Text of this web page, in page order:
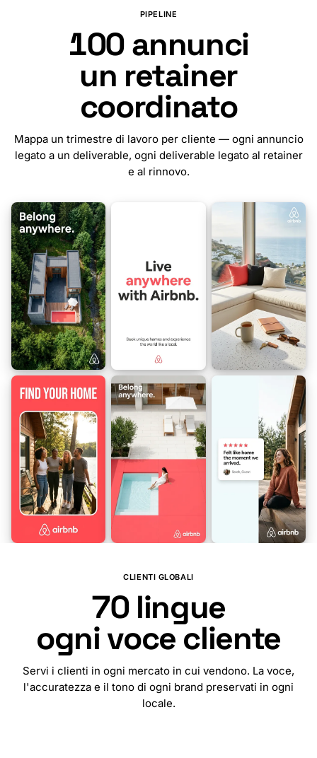
PIPELINE
100annunci
un retainer
coordinato
Mappa un trimestre di lavoro per cliente — ogni annuncio
legato a un deliverable, ogni deliverable legato al retainer
e al rinnovo.
🇿🇦 🇦🇱 🇪🇹 🇸🇦
🇳🇴
🇦🇲 🇦🇿 🇪🇸
🇫🇮 🇧🇩
CLIENTI GLOBALI
70 lingue
ogni voce cliente
Servi i clienti in ogni mercato in cui vendono. La voce,
l'accuratezza e il tono di ogni brand preservati in ogni
locale.